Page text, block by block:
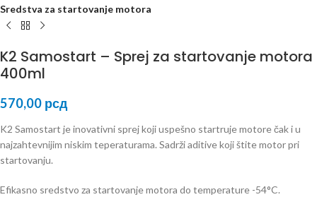
Sredstva za startovanje motora
K2 Samostart – Sprej za startovanje motora
400ml
570,00 рсд
K2 Samostart je inovativni sprej koji uspešno startruje motore čak i u
najzahtevnijim niskim teperaturama. Sadrži aditive koji štite motor pri
startovanju.
Efikasno sredstvo za startovanje motora do temperature -54°C.